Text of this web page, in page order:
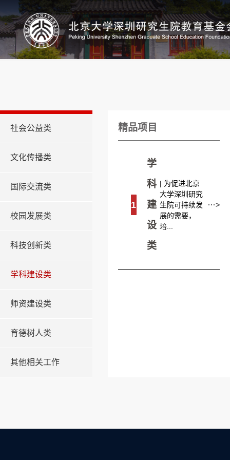
社会公益类
文化传播类
国际交流类
校园发展类
科技创新类
学科建设类
师资建设类
育德树人类
其他相关工作
精品项目
1
学
科
建
设
类
| 为促进北京
大学深圳研究
生院可持续发
展的需要，
培...
···>